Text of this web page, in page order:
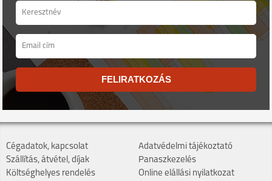
FELIRATKOZÁS
Cégadatok, kapcsolat
Szállítás, átvétel, díjak
Költséghelyes rendelés
Adatvédelmi tájékoztató
Panaszkezelés
Online elállási nyilatkozat